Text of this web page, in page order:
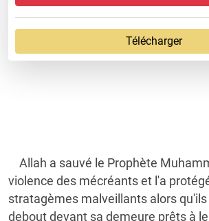
Télécharger
Allah a sauvé le Prophète
violence des mécréants et l'a
stratagèmes malveillants alors
debout devant sa demeure prêts à